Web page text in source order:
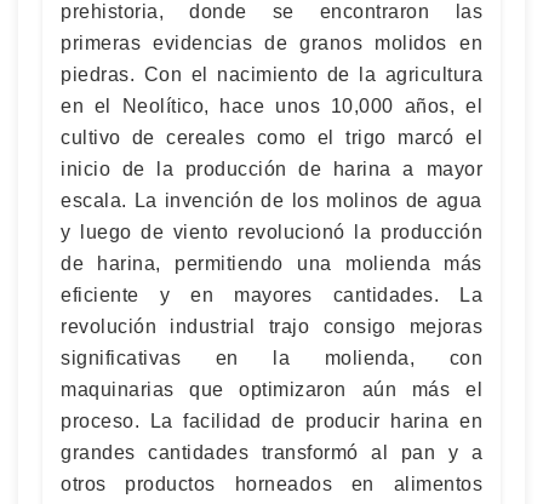
prehistoria, donde se encontraron las
primeras evidencias de granos molidos en
piedras. Con el nacimiento de la agricultura
en el Neolítico, hace unos 10,000 años, el
cultivo de cereales como el trigo marcó el
inicio de la producción de harina a mayor
escala. La invención de los molinos de agua
y luego de viento revolucionó la producción
de harina, permitiendo una molienda más
eficiente y en mayores cantidades. La
revolución industrial trajo consigo mejoras
significativas en la molienda, con
maquinarias que optimizaron aún más el
proceso. La facilidad de producir harina en
grandes cantidades transformó al pan y a
otros productos horneados en alimentos